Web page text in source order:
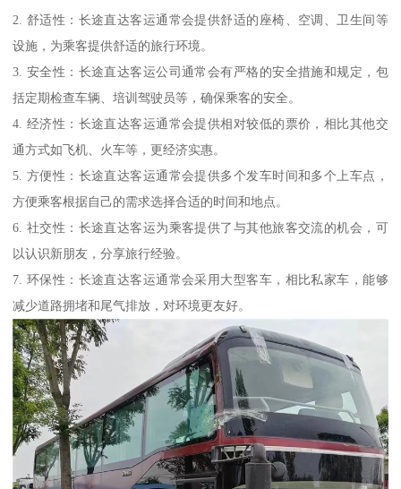
2. 舒适性：长途直达客运通常会提供舒适的座椅、空调、卫生间等
设施，为乘客提供舒适的旅行环境。
3. 安全性：长途直达客运公司通常会有严格的安全措施和规定，包
括定期检查车辆、培训驾驶员等，确保乘客的安全。
4. 经济性：长途直达客运通常会提供相对较低的票价，相比其他交
通方式如飞机、火车等，更经济实惠。
5. 方便性：长途直达客运通常会提供多个发车时间和多个上车点，
方便乘客根据自己的需求选择合适的时间和地点。
6. 社交性：长途直达客运为乘客提供了与其他旅客交流的机会，可
以认识新朋友，分享旅行经验。
7. 环保性：长途直达客运通常会采用大型客车，相比私家车，能够
减少道路拥堵和尾气排放，对环境更友好。